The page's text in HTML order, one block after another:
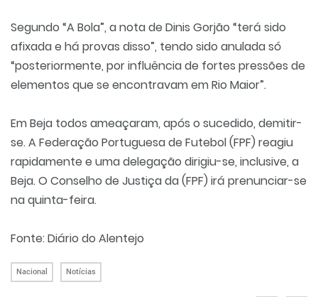
Segundo “A Bola”, a nota de Dinis Gorjão “terá sido
afixada e há provas disso”, tendo sido anulada só
“posteriormente, por influência de fortes pressões de
elementos que se encontravam em Rio Maior”.
Em Beja todos ameaçaram, após o sucedido, demitir-
se. A Federação Portuguesa de Futebol (FPF) reagiu
rapidamente e uma delegação dirigiu-se, inclusive, a
Beja. O Conselho de Justiça da (FPF) irá prenunciar-se
na quinta-feira.
Fonte: Diário do Alentejo
Nacional Notícias